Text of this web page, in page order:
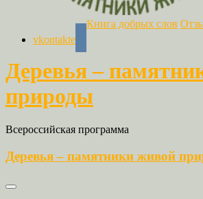
vkontakte
Книга добрых слов
Деревья –
природы
Всероссийская программа
Деревья – памятники живой